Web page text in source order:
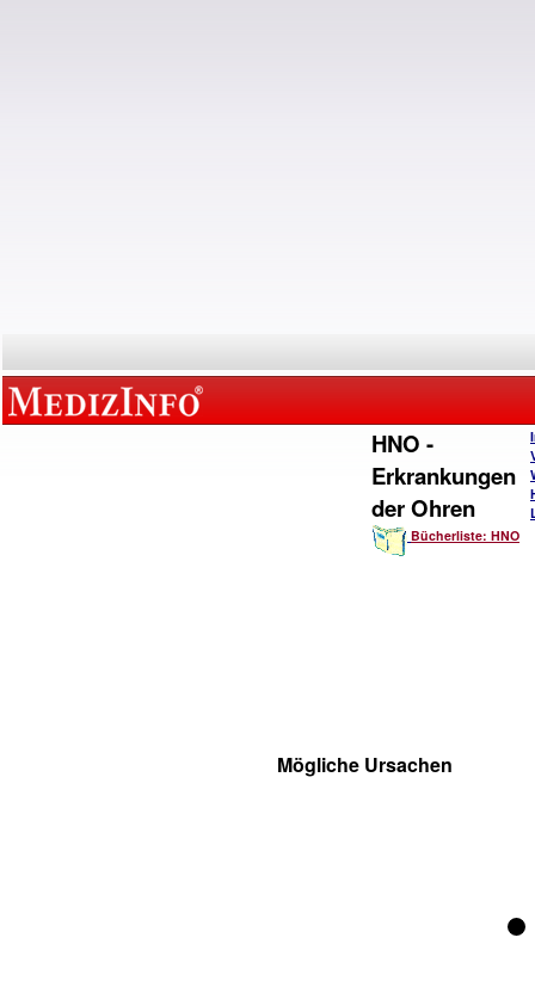
HNO -
Erkrankungen
der Ohren
Bücherliste: HNO
Mögliche Ursachen